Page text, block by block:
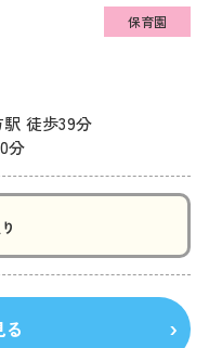
保育園
徒歩39分
分